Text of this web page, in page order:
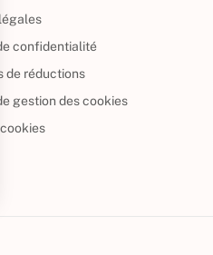
confidentialité
de réductions
gestion des cookies